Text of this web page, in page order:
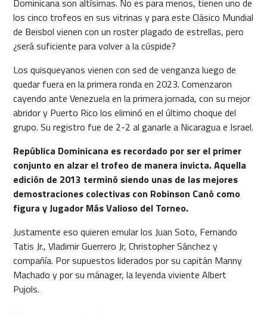
los cinco trofeos en sus vitrinas y para este Clásico Mundial
de Beisbol vienen con un roster plagado de estrellas, pero
¿será suficiente para volver a la cúspide?
Los quisqueyanos vienen con sed de venganza luego de
quedar fuera en la primera ronda en 2023. Comenzaron
cayendo ante Venezuela en la primera jornada, con su mejor
abridor y Puerto Rico los eliminó en el último choque del
grupo. Su registro fue de 2-2 al ganarle a Nicaragua e Israel.
República Dominicana es recordado por ser el primer
conjunto en alzar el trofeo de manera invicta. Aquella
edición de 2013 terminó siendo unas de las mejores
demostraciones colectivas con Robinson Canó como
figura y Jugador Más Valioso del Torneo.
Justamente eso quieren emular los Juan Soto, Fernando
Tatis Jr., Vladimir Guerrero Jr, Christopher Sánchez y
compañía. Por supuestos liderados por su capitán Manny
Machado y por su mánager, la leyenda viviente Albert
Pujols.